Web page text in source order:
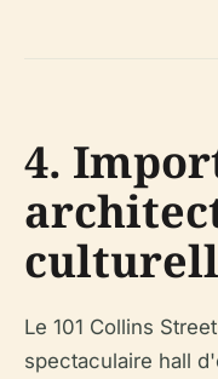
4.
Le 101 Collins
spectaculaire hall